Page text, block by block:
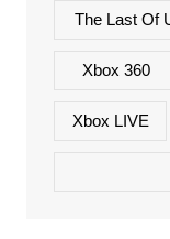
The Last Of
Xbox 360
Xbox LIVE